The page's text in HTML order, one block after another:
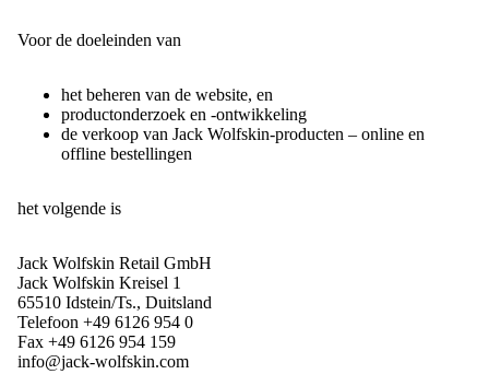
Voor de doeleinden van
het beheren van de website, en
productonderzoek en -ontwikkeling
de verkoop van Jack Wolfskin-producten – online en
offline bestellingen
het volgende is
Jack Wolfskin Retail GmbH
Jack Wolfskin Kreisel 1
65510 Idstein/Ts., Duitsland
Telefoon +49 6126 954 0
Fax +49 6126 954 159
info@jack-wolfskin.com